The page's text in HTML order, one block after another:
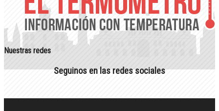
Nuestras redes
Seguinos en las redes sociales